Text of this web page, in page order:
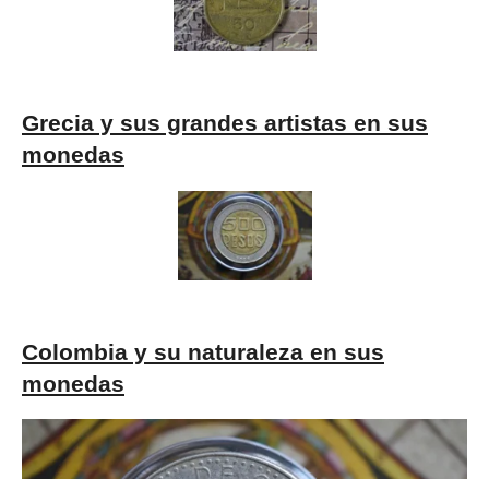
Grecia y sus grandes artistas en sus
monedas
Colombia y su naturaleza en sus
monedas